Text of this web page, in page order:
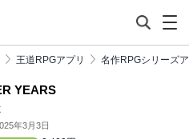
王道RPGアプリ 名作RPGシリーズ
YEARS
年3月3日